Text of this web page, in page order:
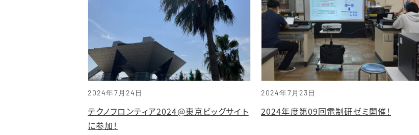
2024年7月24日
テクノフロンティア2024@東京ビッグサイト
に参加！
2024年7月23日
2024年度第09回電制研ゼミ開催！